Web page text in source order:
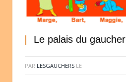
Le palais du gaucher
PAR LESGAUCHERS LE